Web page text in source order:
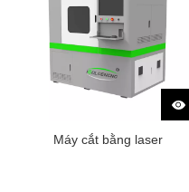
Máy cắt bằng laser